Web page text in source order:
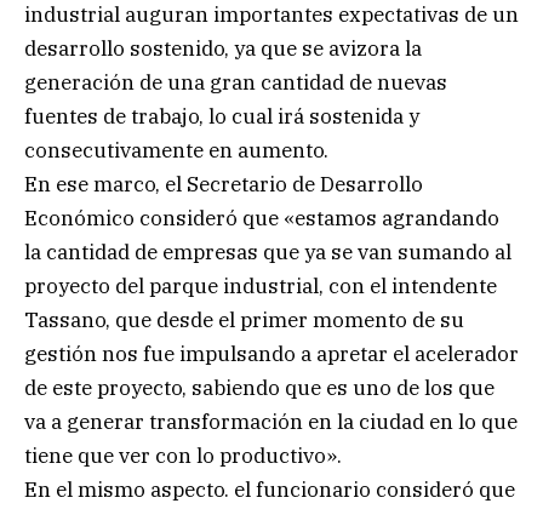
industrial auguran importantes expectativas de un
desarrollo sostenido, ya que se avizora la
generación de una gran cantidad de nuevas
fuentes de trabajo, lo cual irá sostenida y
consecutivamente en aumento.
En ese marco, el Secretario de Desarrollo
Económico consideró que «estamos agrandando
la cantidad de empresas que ya se van sumando al
proyecto del parque industrial, con el intendente
Tassano, que desde el primer momento de su
gestión nos fue impulsando a apretar el acelerador
de este proyecto, sabiendo que es uno de los que
va a generar transformación en la ciudad en lo que
tiene que ver con lo productivo».
En el mismo aspecto. el funcionario consideró que